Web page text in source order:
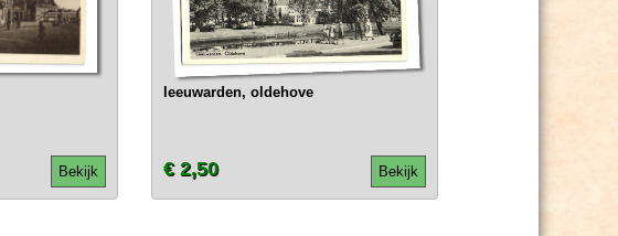
Bekijk
leeuwarden, oldehove
Bekijk
€ 2,50